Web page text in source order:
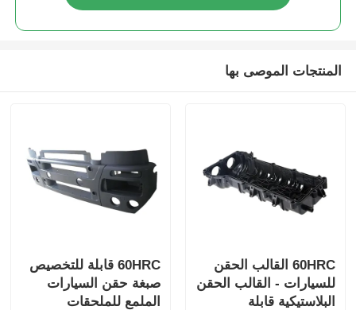
المنتجات الموصى بها
60HRC القالب الحقن
للسيارات - القالب الحقن
البلاستيكية قابلة
60HRC قابلة للتخصيص
صبغة حقن السيارات
الملمع للملحقات